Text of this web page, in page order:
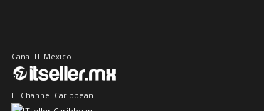
Canal IT México
IT Channel Caribbean